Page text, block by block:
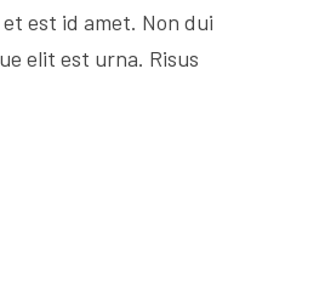
est id amet. Non dui
elit est urna. Risus